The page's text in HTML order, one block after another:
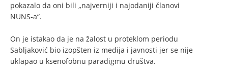
pokazalo da oni bili „najverniji i najodaniji članovi
NUNS-a“.
On je istakao da je na žalost u proteklom periodu
Sabljaković bio izopšten iz medija i javnosti jer se nije
uklapao u ksenofobnu paradigmu društva.